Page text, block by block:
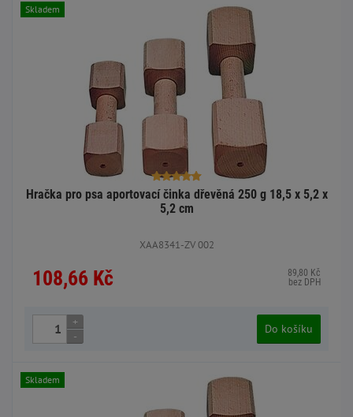
Hračka pro psa aportovací činka dřevěná 250 g 18,5 x 5,2 x
5,2 cm
XAA8341-ZV 002
108,66 Kč
89,80 Kč
bez DPH
Skladem
+
-
Do košíku
Skladem